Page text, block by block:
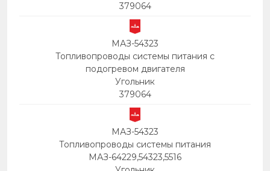
379064
МАЗ-54323
Топливопроводы системы питания с
подогревом двигателя
Угольник
379064
МАЗ-54323
Топливопроводы системы питания
МАЗ-64229,54323,5516